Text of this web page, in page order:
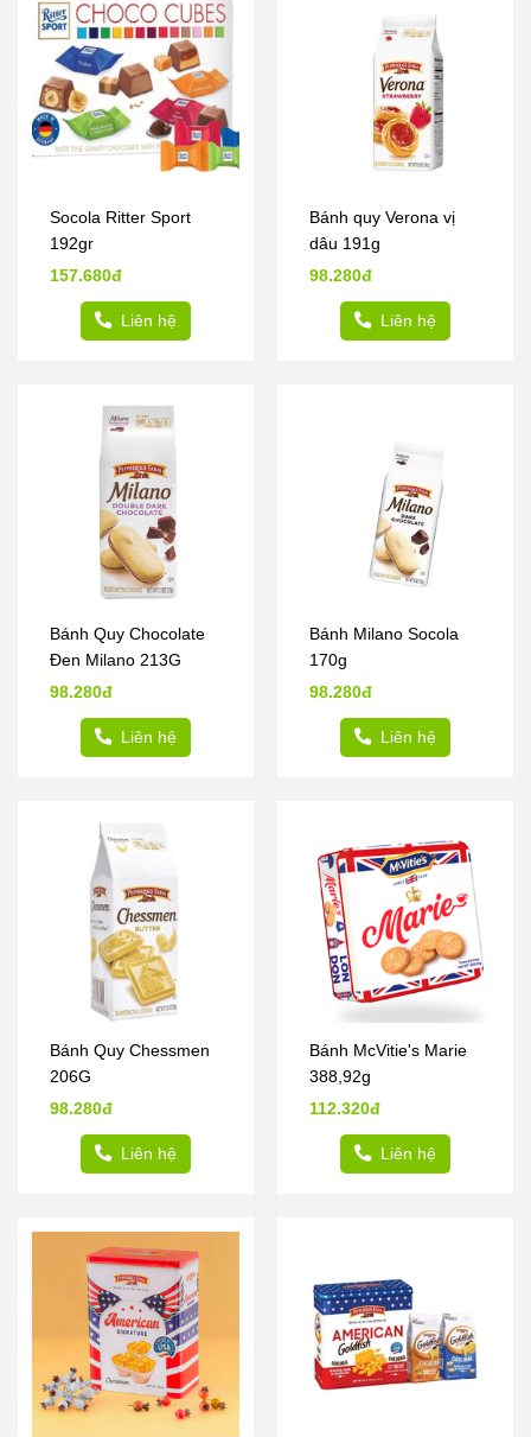
Socola Ritter Sport
192gr
157.680đ
Liên hệ
Bánh quy Verona vị
dâu 191g
98.280đ
Liên hệ
Bánh Quy Chocolate
Đen Milano 213G
98.280đ
Liên hệ
Bánh Milano Socola
170g
98.280đ
Liên hệ
Bánh Quy Chessmen
206G
98.280đ
Liên hệ
Bánh McVitie's Marie
388,92g
112.320đ
Liên hệ